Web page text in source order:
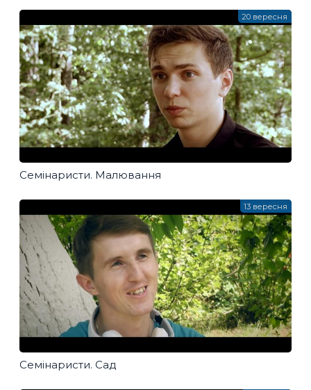
Семінаристи. Малювання
20 вересня
Семінаристи. Сад
13 вересня